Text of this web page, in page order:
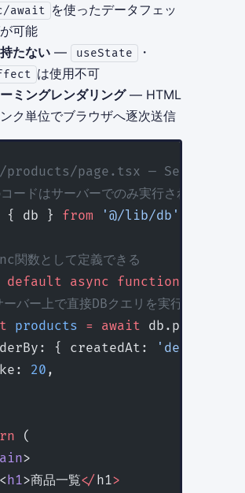
await を使ったデータフェッ
可能
たない — useState ・
は使用不可
ミングレンダリング— HTML
ク単位でブラウザへ逐次送信
page.tsx — Server
ドはサーバーでのみ実行される
{ db } from '@/lib/db'
数として定義できる
default async function
バー上で直接DBクエリを実行
products = await db.product.
{ createdAt:
'desc'
20 ,
(
>
h1>商品一覧</h1>